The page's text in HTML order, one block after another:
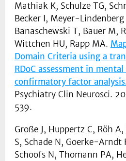
Mathiak K, Schulze TG,
Becker I, Meyer-Lindenberg
Banaschewski T, Bauer M,
Wittchen HU, Rapp MA.
Domain Criteria using a
RDoC assessment in
confirmatory factor
Psychiatry Clin Neurosci.
539.
Große J, Huppertz C, Röh
S, Schade N, Goerke-Arndt
Schoofs N, Thomann PA,